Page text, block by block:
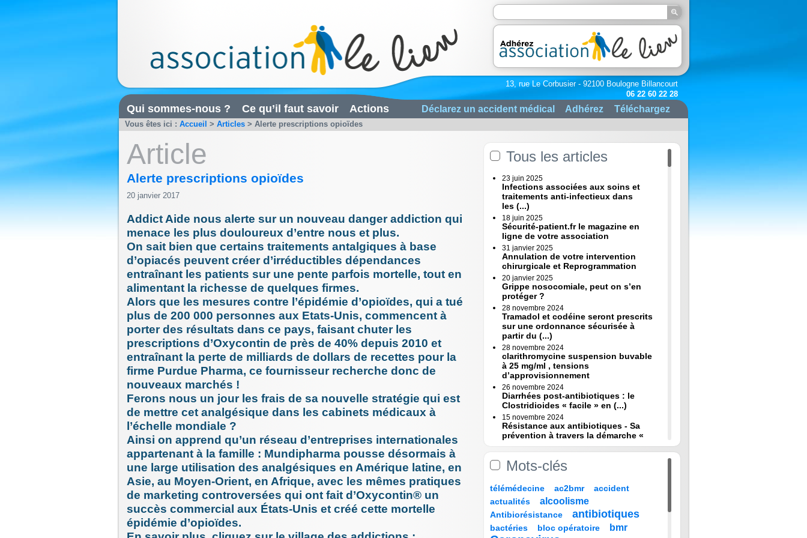
13, rue Le Corbusier - 92100 Boulogne Billancourt
06 22 60 22 28
Qui sommes-nous ? Ce qu’il faut savoir Actions Déclarez un accident médical Adhérez Téléchargez
Vous êtes ici : Accueil > Articles > Alerte prescriptions opioïdes
Article
Alerte prescriptions opioïdes
20 janvier 2017
Addict Aide nous alerte sur un nouveau danger addiction qui
menace les plus douloureux d’entre nous et plus.
On sait bien que certains traitements antalgiques à base
d’opiacés peuvent créer d’irréductibles dépendances
entraînant les patients sur une pente parfois mortelle, tout en
alimentant la richesse de quelques firmes.
Alors que les mesures contre l’épidémie d’opioïdes, qui a tué
plus de 200 000 personnes aux Etats-Unis, commencent à
porter des résultats dans ce pays, faisant chuter les
prescriptions d’Oxycontin de près de 40% depuis 2010 et
entraînant la perte de milliards de dollars de recettes pour la
firme Purdue Pharma, ce fournisseur recherche donc de
nouveaux marchés !
Ferons nous un jour les frais de sa nouvelle stratégie qui est
de mettre cet analgésique dans les cabinets médicaux à
l’échelle mondiale ?
Ainsi on apprend qu’un réseau d’entreprises internationales
appartenant à la famille : Mundipharma pousse désormais à
une large utilisation des analgésiques en Amérique latine, en
Asie, au Moyen-Orient, en Afrique, avec les mêmes pratiques
de marketing controversées qui ont fait d’Oxycontin® un
succès commercial aux États-Unis et créé cette mortelle
épidémie d’opioïdes.
Tous les articles
23 juin 2025
Infections associées aux soins et
traitements anti-infectieux dans
les (...)
18 juin 2025
Sécurité-patient.fr le magazine en
ligne de votre association
31 janvier 2025
Annulation de votre intervention
chirurgicale et Reprogrammation
20 janvier 2025
Grippe nosocomiale, peut on s’en
protéger ?
28 novembre 2024
Tramadol et codéine seront prescrits
sur une ordonnance sécurisée à
partir du (...)
28 novembre 2024
clarithromycine suspension buvable
à 25 mg/ml , tensions
d’approvisionnement
26 novembre 2024
Diarrhées post-antibiotiques : le
Clostridioides « facile » en (...)
15 novembre 2024
Résistance aux antibiotiques - Sa
prévention à travers la démarche «
Une (...)
Erreurs de diagnostic en médecine
23 octobre 2024
Erreurs médicales : « quand leur vie
bascule » sur TF1 mardi 22 (...)
17 octobre 2024
Tramadol, codeine : de nouvelles
mesures pour prévenir la
Mots-clés
7/152
télémédecine
13/152 ac2bmr
20/152 accident
20/152
actualités
33/152 alcoolisme
6/152
Antibiorésistance
62/152 antibiotiques
15/152
bactéries
8/152 bloc opératoire
36/152 bmr
82/152